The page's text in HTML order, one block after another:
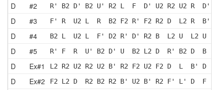
D #2 R' B2 D' B2 U' R2 L  F  D' U2 R2 U2 R  D'
D #3 F' R  U2 L  R  B2 F2 R' F2 R2 D  L2 R  B'
D #4 B2 L  U2 L  F' D2 R' D' R2 B  L2 U  L2 U
D #5 R' F  R  U' B2 D' U  B2 L2 D  R' B2 D  B
D Ex#1 L2 R2 U2 R2 U2 B' R2 F2 U2 F2 D  L  B' D
D Ex#2 F2 L2 D  R2 B2 R2 B' U2 B' R2 F' L' D  F